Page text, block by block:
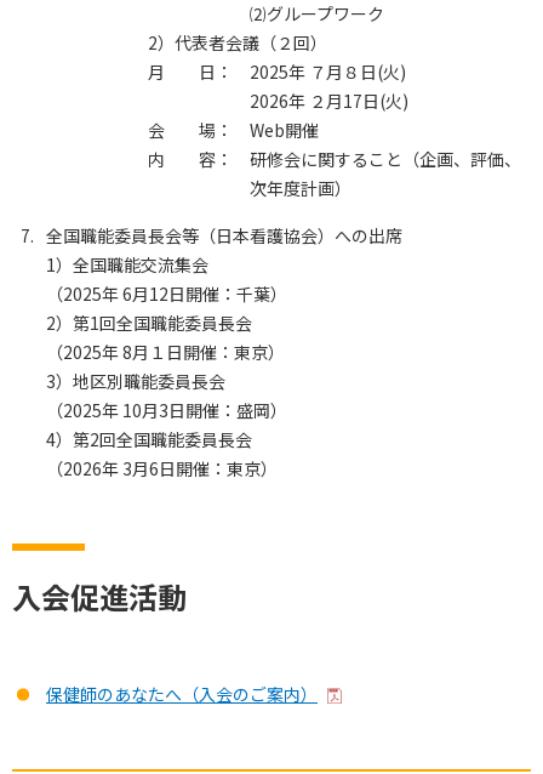
⑵グループワーク
2）代表者会議（２回）
月 日：
2025年 ７月８日(火)
2026年 ２月17日(火)
会 場：
Web開催
内 容：
研修会に関すること（企画、評価、
次年度計画）
全国職能委員長会等（日本看護協会）への出席
1）全国職能交流集会
（2025年 6月12日開催：千葉）
2）第1回全国職能委員長会
（2025年 8月１日開催：東京）
3）地区別職能委員長会
（2025年 10月3日開催：盛岡）
4）第2回全国職能委員長会
（2026年 3月6日開催：東京）
入会促進活動
保健師のあなたへ（入会のご案内）